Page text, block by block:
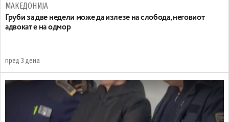
МАКЕДОНИЈА
Груби за две недели може да излезе на слобода, неговиот
адвокат е на одмор
пред 3 дена